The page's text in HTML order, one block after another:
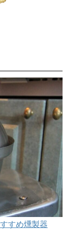
すめ燻製器